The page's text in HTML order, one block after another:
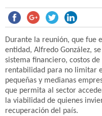
Durante la reunión, que fue
entidad, Alfredo González,
sistema financiero, costos
rentabilidad para no limitar
pequeñas y medianas
que permita al sector
la viabilidad de quienes
recuperación del país.